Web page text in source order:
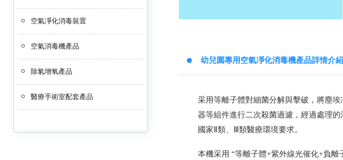
空氣凈化消毒裝置
空氣消毒機產品
除氡增氧產品
醫療手術室配套產品
幼兒園專用空氣凈化消毒機產品詳情介紹
采用等離子體對細菌分解與擊破，將塵
器等組件進行二次殺菌過濾，經過處理
國家Ⅱ類、Ⅲ類醫療環境要求。
本機采用 “等離子體+紫外線光催化+負